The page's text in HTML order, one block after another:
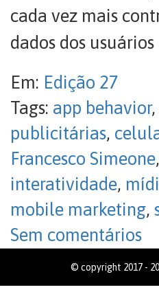
cada vez mais
dados dos usuários
Em: Edição 27
Tags: app behavior,
publicitárias,
Francesco Simeone,
interatividade,
mobile marketing,
Sem comentários
© copyright 2017 -